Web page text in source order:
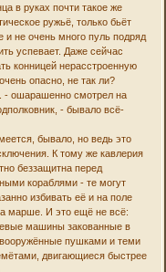
в руках почти такое же
ружьё, только бьёт
и не очень много пуль подряд
успевает. Даже сейчас
конницей нерасстроенную
опасно, не так ли?
- ошарашенно смотрел на
- бывало всё-
бывало, но ведь это
К тому же кавлерия
беззащитна перед
кораблями - те могут
избивать её и на поле
марше. И это ещё не всё:
машины закованные в
пушками и теми
двигающиеся быстрее